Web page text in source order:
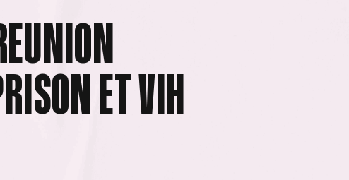
ET VIH